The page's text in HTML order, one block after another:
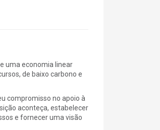
uma economia linear
de baixo carbono e
compromisso no apoio à
aconteça, estabelecer
e fornecer uma visão